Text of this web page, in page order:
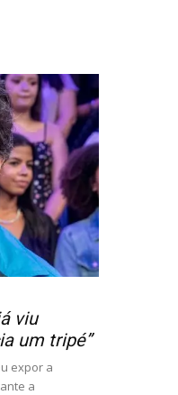
viu
um tripé”
expor a
a